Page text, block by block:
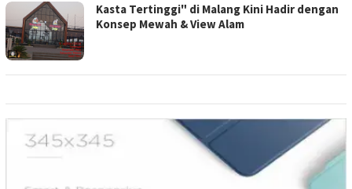
Kasta Tertinggi" di Malang Kini Hadir dengan
Konsep Mewah & View Alam